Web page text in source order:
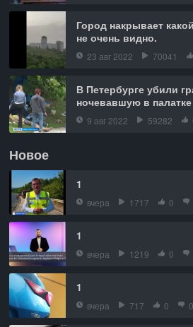
Город накрывает
не очень видно.
23 авг 2022 70041
В Петербурге убили
ночевавшую в палатке
9 авг 2022 59282
Новое
1
вчера 1717 0
1
вчера 1219 0
1
вчера 717 0 0